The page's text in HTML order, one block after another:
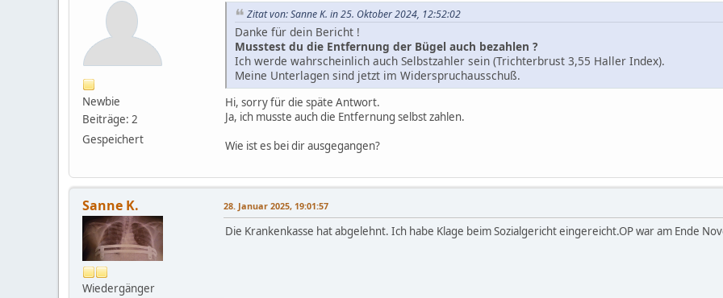
Newbie
Beiträge: 2
Gespeichert
Zitat von: Sanne K. in 25. Oktober 2024, 12:52:02
Danke für dein Bericht !
Musstest du die Entfernung der Bügel auch bezahlen ?
Ich werde wahrscheinlich auch Selbstzahler sein (Trichterbrust 3,55 Haller Index).
Meine Unterlagen sind jetzt im Widerspruchausschuß.
Hi, sorry für die späte Antwort.
Ja, ich musste auch die Entfernung selbst zahlen.
Wie ist es bei dir ausgegangen?
Sanne K.
Wiedergänger
28. Januar 2025, 19:01:57
Die Krankenkasse hat abgelehnt. Ich habe Klage beim Sozialgericht eingereicht.OP war am Ende